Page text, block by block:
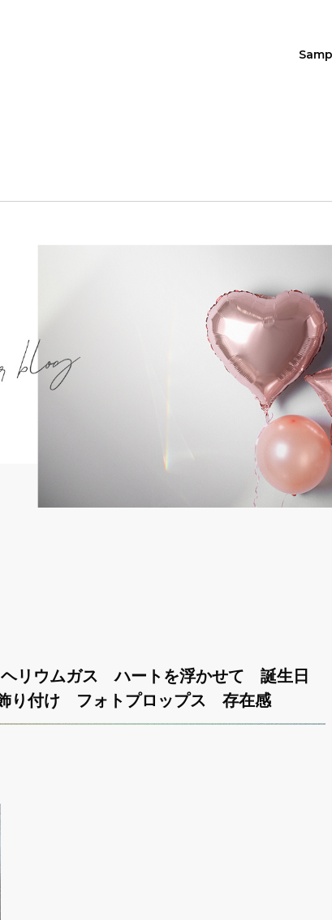
リウムガス ハートを浮かせて 誕生日
り付け フォトプロップス 存在感